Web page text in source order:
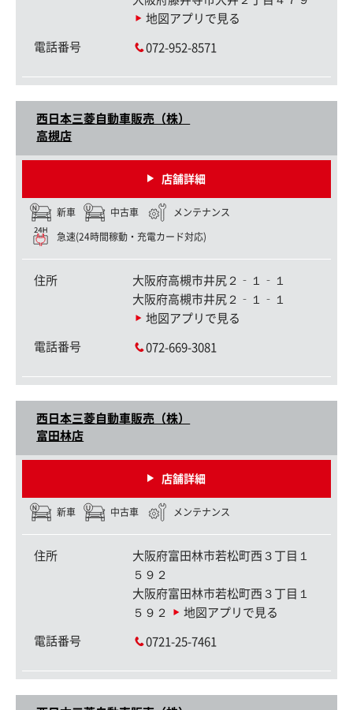
地図アプリで見る
電話番号 072-952-8571
西日本三菱自動車販売（株）
高槻店
店舗詳細
新車 中古車 メンテナンス
急速(24時間稼動・充電カード対応)
住所
大阪府高槻市井尻２‐１‐１
大阪府高槻市井尻２‐１‐１
地図アプリで見る
電話番号 072-669-3081
西日本三菱自動車販売（株）
富田林店
店舗詳細
新車 中古車 メンテナンス
住所
大阪府富田林市若松町西３丁目１
５９２
大阪府富田林市若松町西３丁目１
５９２
地図アプリで見る
電話番号 0721-25-7461